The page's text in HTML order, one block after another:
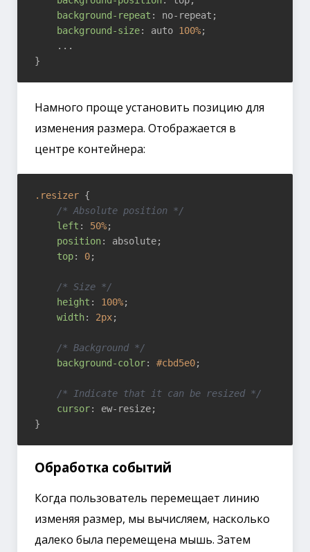
background-repeat : no-repeat;
background-size: auto 100%;
    ...
Намного проще установить позицию для
изменения размера. Отображается в
центре контейнера:
.resizer {
/* Absolute position */
left : 50%;
position: absolute;
top: 0;
/* Size */
height : 100%;
width: 2px;
/* Background */
background-color: #cbd5e0;
/* Indicate that it can be resized */
cursor: ew-resize;
Обработка событий
Когда пользователь перемещает линию
изменяя размер, мы вычисляем, насколько
далеко была перемещена мышь. Затем